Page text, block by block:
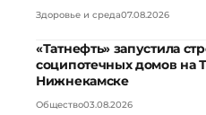
Здоровье и среда07.08.2026
«Татнефть» запустила
соципотечных домов на
Нижнекамске
Общество03.08.2026